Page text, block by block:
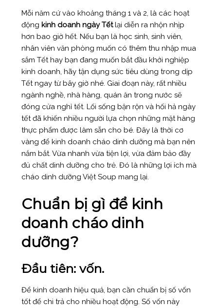
Mỗi năm cứ vào khoảng tháng 1 và 2, là các hoạt
động kinh doanh ngày Tếtlại diễn ra nhộn nhịp
hơn bao giờ hết. Nếu bạn là học sinh, sinh viên,
nhân viên văn phòng muốn có thêm thu nhập mua
sắm Tết hay bạn đang muốn bắt đầu khởi nghiệp
kinh doanh, hãy tận dụng sức tiêu dùng trong dịp
Tết ngay từ bây giờ nhé. Giai đoạn này, rất nhiều
ngành nghề, nhà hàng, quán ăn trong nước sẽ
đóng cửa nghỉ tết. Lối sống bận rộn và hối hả ngày
tết đã khiến nhiều người lựa chọn những mặt hàng
thực phẩm được làm sẵn cho bé. Đây là thời cơ
vàng để kinh doanh cháo dinh dưỡng mà bạn nên
nắm bắt. Vừa nhanh vừa tiện lợi, vừa đảm bảo đầy
đủ chất dinh dưỡng cho trẻ. Đó là những lợi ích mà
cháo dinh dưỡng Việt Soup mang lại.
Chuẩn bị gì để kinh
doanh cháo dinh
dưỡng?
Đầu tiên: vốn.
Để kinh doanh hiệu quả, bạn cần chuẩn bị số vốn
tốt để chi trả cho nhiều hoạt động. Số vốn này